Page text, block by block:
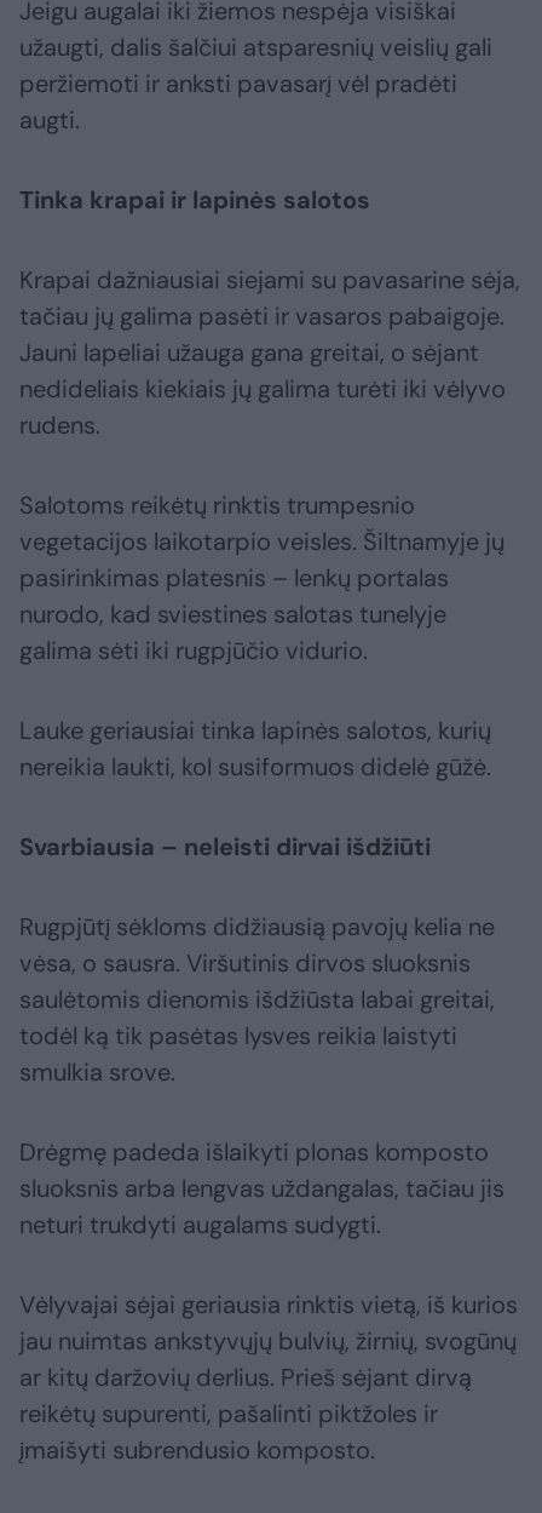
Jeigu augalai iki žiemos nespėja visiškai
užaugti, dalis šalčiui atsparesnių veislių gali
peržiemoti ir anksti pavasarį vėl pradėti
augti.
Tinka krapai ir lapinės salotos
Krapai dažniausiai siejami su pavasarine sėja,
tačiau jų galima pasėti ir vasaros pabaigoje.
Jauni lapeliai užauga gana greitai, o sėjant
nedideliais kiekiais jų galima turėti iki vėlyvo
rudens.
Salotoms reikėtų rinktis trumpesnio
vegetacijos laikotarpio veisles. Šiltnamyje jų
pasirinkimas platesnis – lenkų portalas
nurodo, kad sviestines salotas tunelyje
galima sėti iki rugpjūčio vidurio.
Lauke geriausiai tinka lapinės salotos, kurių
nereikia laukti, kol susiformuos didelė gūžė.
Svarbiausia – neleisti dirvai išdžiūti
Rugpjūtį sėkloms didžiausią pavojų kelia ne
vėsa, o sausra. Viršutinis dirvos sluoksnis
saulėtomis dienomis išdžiūsta labai greitai,
todėl ką tik pasėtas lysves reikia laistyti
smulkia srove.
Drėgmę padeda išlaikyti plonas komposto
sluoksnis arba lengvas uždangalas, tačiau jis
neturi trukdyti augalams sudygti.
Vėlyvajai sėjai geriausia rinktis vietą, iš kurios
jau nuimtas ankstyvųjų bulvių, žirnių, svogūnų
ar kitų daržovių derlius. Prieš sėjant dirvą
reikėtų supurenti, pašalinti piktžoles ir
įmaišyti subrendusio komposto.